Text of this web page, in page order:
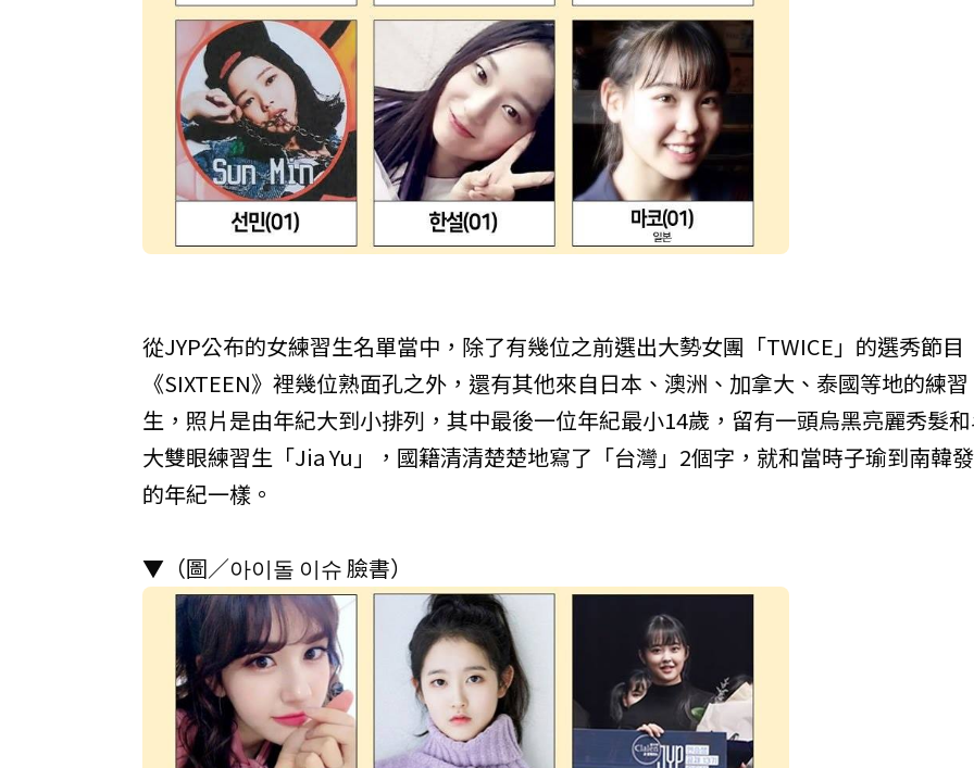
從JYP公布的女練習生名單當中，除了有幾位之前選出大勢女團「TWICE」的選秀節目
《SIXTEEN》裡幾位熟面孔之外，還有其他來自日本、澳洲、加拿大、泰國等地的練習
生，照片是由年紀大到小排列，其中最後一位年紀最小14歲，留有一頭烏黑亮麗秀髮
大雙眼練習生「Jia Yu」，國籍清清楚楚地寫了「台灣」2個字，就和當時子瑜到南韓
的年紀一樣。
▼（圖／아이돌 이슈 臉書）